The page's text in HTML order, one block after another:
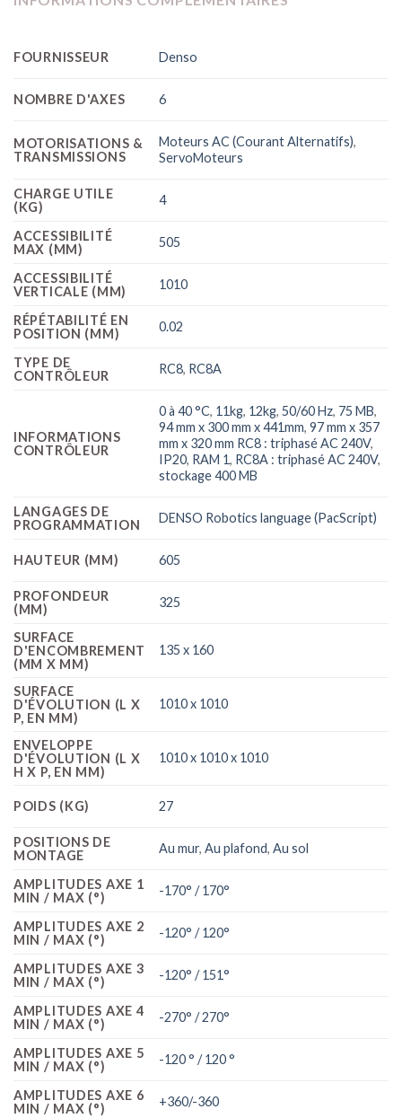
FOURNISSEUR Denso
NOMBRE D'AXES 6
MOTORISATIONS &
TRANSMISSIONS
Moteurs AC (Courant Alternatifs),
ServoMoteurs
CHARGE UTILE
(KG)
4
ACCESSIBILITÉ
MAX (MM)
505
ACCESSIBILITÉ
VERTICALE (MM)
1010
RÉPÉTABILITÉ EN
POSITION (MM)
0.02
TYPE DE
CONTRÔLEUR
RC8, RC8A
INFORMATIONS
CONTRÔLEUR
0 à 40 °C, 11kg, 12kg,50/60 Hz, 75 MB,
94 mm x 300 mm x 441mm,97 mm x 357
mm x 320 mm RC8 : triphasé AC 240V,
IP20, RAM 1, RC8A : triphasé AC 240V,
stockage 400 MB
LANGAGES DE
PROGRAMMATION
DENSO Robotics language (PacScript)
HAUTEUR (MM) 605
PROFONDEUR
(MM)
325
SURFACE
D'ENCOMBREMENT
(MM X MM)
135 x 160
SURFACE
D'ÉVOLUTION (L X
P, EN MM)
1010 x 1010
ENVELOPPE
D'ÉVOLUTION (L X
H X P, EN MM)
1010 x 1010 x 1010
POIDS (KG) 27
POSITIONS DE
MONTAGE
Au mur,Au plafond,Au sol
AMPLITUDES AXE 1
MIN / MAX (°)
-170° / 170°
AMPLITUDES AXE 2
MIN / MAX (°)
-120° / 120°
AMPLITUDES AXE 3
MIN / MAX (°)
-120° / 151°
AMPLITUDES AXE 4
MIN / MAX (°)
-270° / 270°
AMPLITUDES AXE 5
MIN / MAX (°)
-120 ° / 120 °
AMPLITUDES AXE 6
MIN / MAX (°)
+360/-360